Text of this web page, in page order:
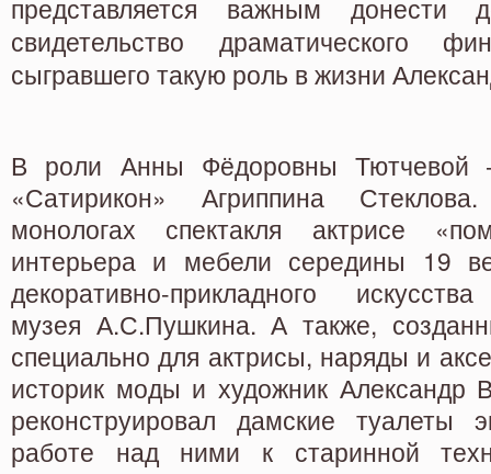
представляется важным донести
свидетельство драматического
сыгравшего такую роль в жизни
В роли Анны Фёдоровны Тютчевой
«Сатирикон» Агриппина
монологах спектакля актрисе
интерьера и мебели середины 19
декоративно-прикладного
музея А.С.Пушкина. А также,
специально для актрисы, наряды и
историк моды и художник Александр
реконструировал дамские туалеты
работе над ними к старинной